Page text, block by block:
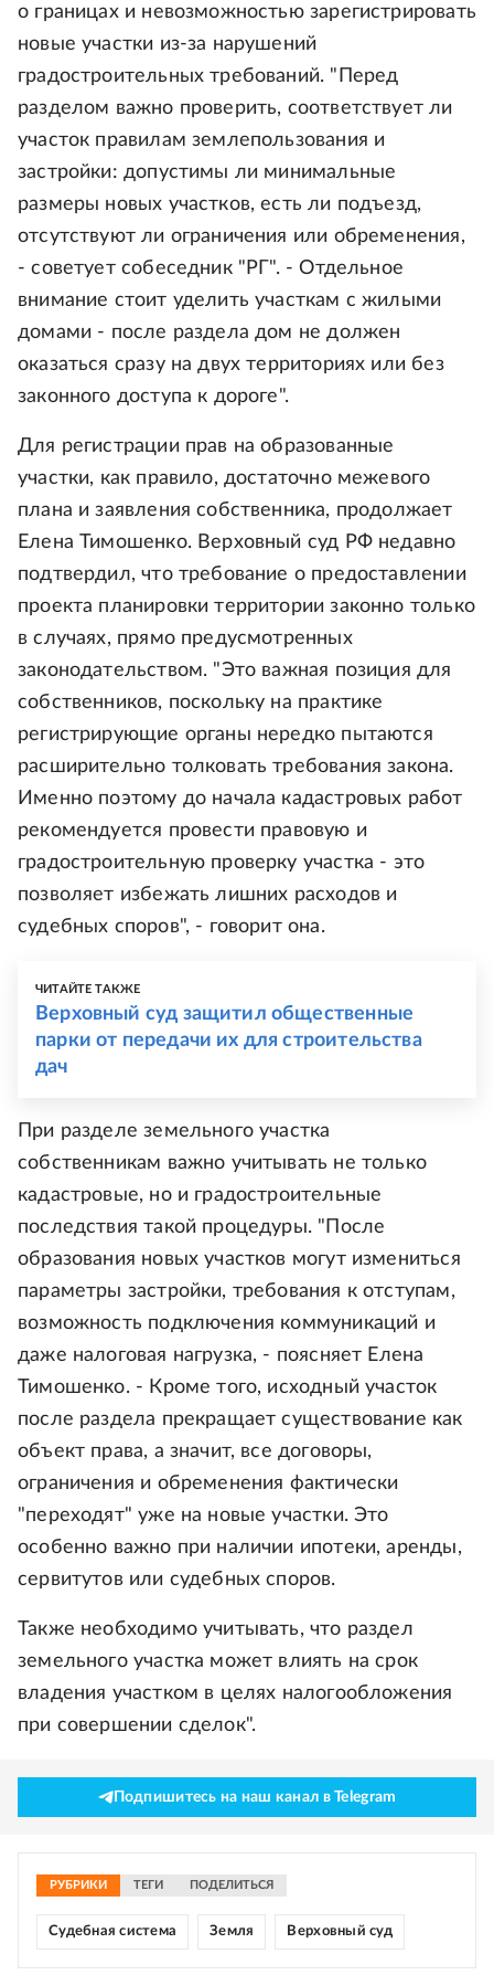
о границах и невозможностью зарегистрировать
новые участки из-за нарушений
градостроительных требований. "Перед
разделом важно проверить, соответствует ли
участок правилам землепользования и
застройки: допустимы ли минимальные
размеры новых участков, есть ли подъезд,
отсутствуют ли ограничения или обременения,
- советует собеседник "РГ". - Отдельное
внимание стоит уделить участкам с жилыми
домами - после раздела дом не должен
оказаться сразу на двух территориях или без
законного доступа к дороге".
Для регистрации прав на образованные
участки, как правило, достаточно межевого
плана и заявления собственника, продолжает
Елена Тимошенко. Верховный суд РФ недавно
подтвердил, что требование о предоставлении
проекта планировки территории законно только
в случаях, прямо предусмотренных
законодательством. "Это важная позиция для
собственников, поскольку на практике
регистрирующие органы нередко пытаются
расширительно толковать требования закона.
Именно поэтому до начала кадастровых работ
рекомендуется провести правовую и
градостроительную проверку участка - это
позволяет избежать лишних расходов и
судебных споров", - говорит она.
ЧИТАЙТЕ ТАКЖЕ
Верховный суд защитил общественные
парки от передачи их для строительства
дач
При разделе земельного участка
собственникам важно учитывать не только
кадастровые, но и градостроительные
последствия такой процедуры. "После
образования новых участков могут измениться
параметры застройки, требования к отступам,
возможность подключения коммуникаций и
даже налоговая нагрузка, - поясняет Елена
Тимошенко. - Кроме того, исходный участок
после раздела прекращает существование как
объект права, а значит, все договоры,
ограничения и обременения фактически
"переходят" уже на новые участки. Это
особенно важно при наличии ипотеки, аренды,
сервитутов или судебных споров.
Также необходимо учитывать, что раздел
земельного участка может влиять на срок
владения участком в целях налогообложения
при совершении сделок".
Подпишитесь на наш канал в Telegram
РУБРИКИ ТЕГИ ПОДЕЛИТЬСЯ
Судебная система Земля Верховный суд